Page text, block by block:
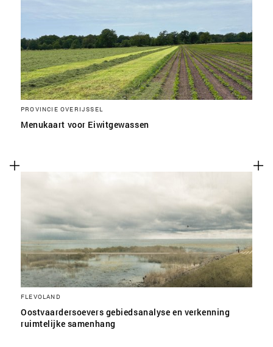
PROVINCIE OVERIJSSEL
Menukaart voor Eiwitgewassen
FLEVOLAND
Oostvaardersoevers gebiedsanalyse en verkenning
ruimtelijke samenhang